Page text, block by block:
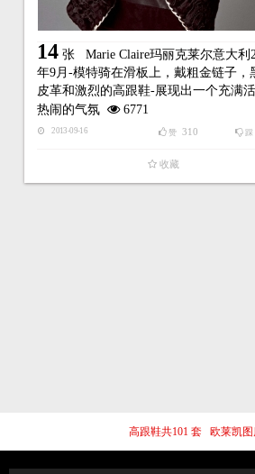
14张 Marie Claire玛丽克莱尔意大利
年9月-模特骑在滑板上，戴粗金链子，
皮革和激烈的高跟鞋-展现出一个充满活
热闹的气氛
6771
2013-09-16 踩
赞 310
收藏
高跟鞋共101 套 欧莱凯